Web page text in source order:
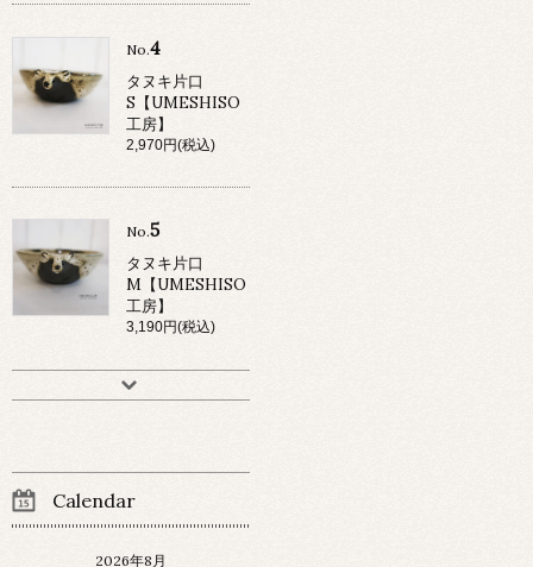
No.4
タヌキ片口
S【UMESHISO
工房】
2,970円(税込)
No.5
タヌキ片口
M【UMESHISO
工房】
3,190円(税込)
Calendar
2026年8月